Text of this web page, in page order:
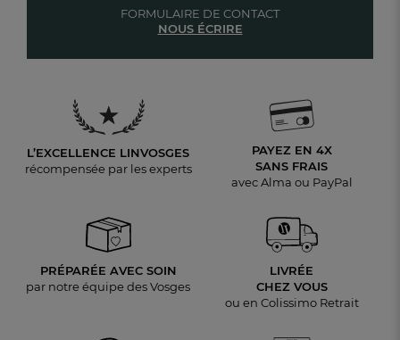
FORMULAIRE DE CONTACT
NOUS ÉCRIRE
L’EXCELLENCE LINVOSGES
récompensée par les experts
PAYEZ EN 4X
SANS FRAIS
avec Alma ou PayPal
PRÉPARÉE AVEC SOIN
par notre équipe des Vosges
LIVRÉE
CHEZ VOUS
ou en Colissimo Retrait